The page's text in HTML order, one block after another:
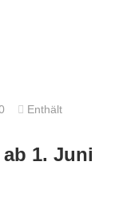
Enthält
1. Juni